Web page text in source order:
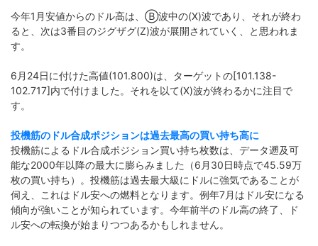
今年1月安値からのドル高は、Ⓑ波中の(X)波であり、それが終わ
ると、次は3番目のジグザグ(Z)波が展開されていく、と思われま
す。
6月24日に付けた高値(101.800)は、ターゲットの[101.138-
102.717]内で付けました。それを以て(X)波が終わるかに注目で
す。
投機筋のドル合成ポジションは過去最高の買い持ち高に
投機筋によるドル合成ポジション買い持ち枚数は、データ遡及可
能な2000年以降の最大に膨らみました（6月30日時点で45.59万
枚の買い持ち）。投機筋は過去最大級にドルに強気であることが
伺え、これはドル安への燃料となります。例年7月はドル安になる
傾向が強いことが知られています。今年前半のドル高の終了、ド
ル安への転換が始まりつつあるかもしれません。